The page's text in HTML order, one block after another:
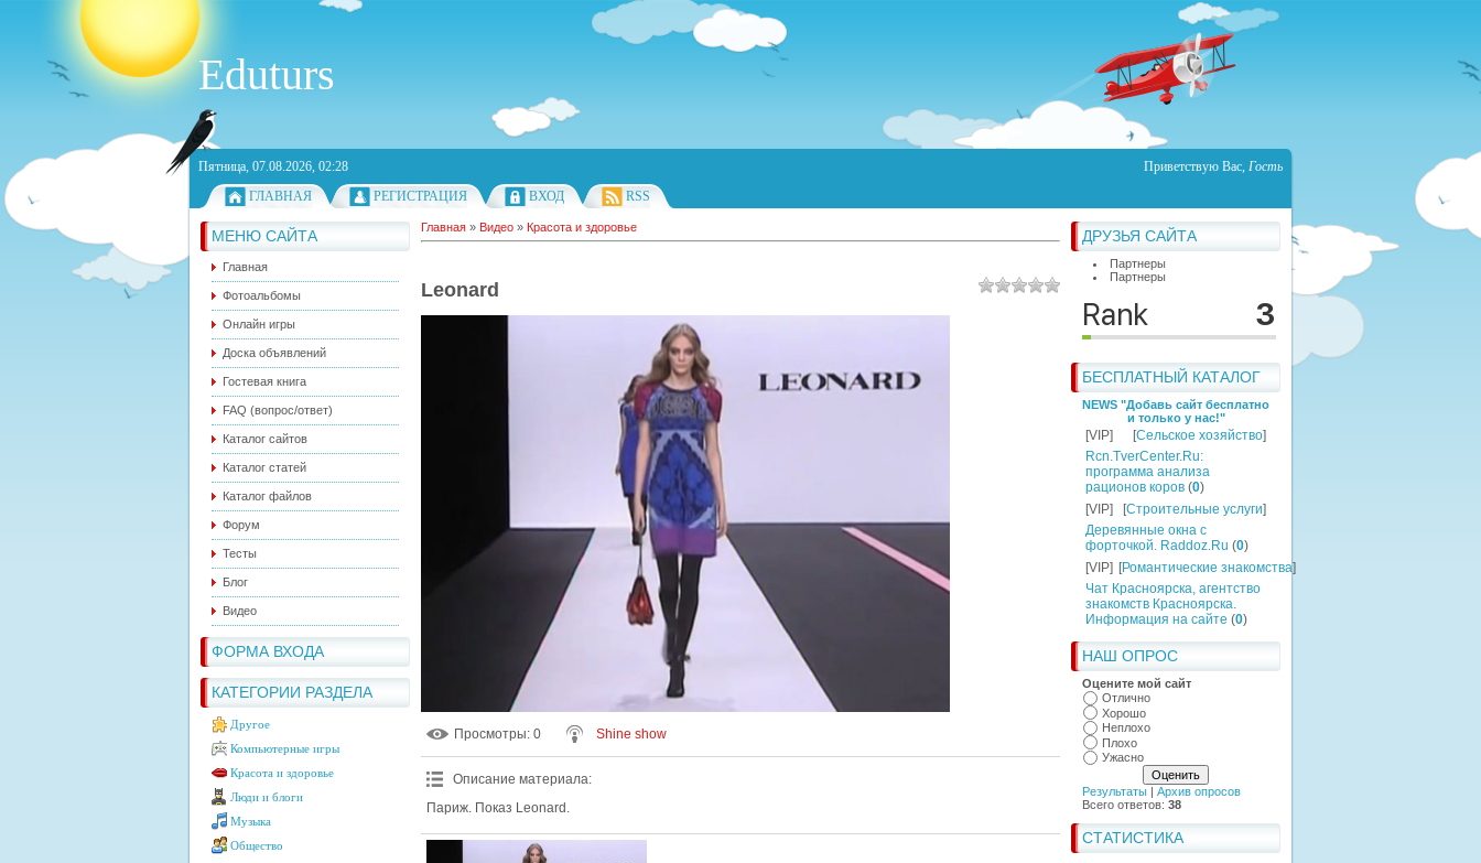
Eduturs
Пятница, 07.08.2026, 02:28 Приветствую Вас, Гость
ГЛАВНАЯ
РЕГИСТРАЦИЯ ВХОД RSS
МЕНЮ САЙТА
Главная
Фотоальбомы
Онлайн игры
Доска объявлений
Гостевая книга
FAQ (вопрос/ответ)
Каталог сайтов
Каталог статей
Каталог файлов
Форум
Тесты
Блог
Видео
ФОРМА ВХОДА
КАТЕГОРИИ РАЗДЕЛА
Другое
Компьютерные игры
Красота и здоровье
Люди и блоги
Музыка
Общество
ДРУЗЬЯ САЙТА
Партнеры
Партнеры
БЕСПЛАТНЫЙ КАТАЛОГ
NEWS "Добавь сайт бесплатно
и только у нас!"
[VIP] [Сельское хозяйство]
Rcn.TverCenter.Ru:
программа анализа
рационов коров (0)
[VIP]
[Строительные услуги]
Деревянные окна с
форточкой. Raddoz.Ru (0)
[VIP] [Романтические знакомства]
Чат Красноярска, агентство
знакомств Красноярска.
Информация на сайте (0)
НАШ ОПРОС
Оцените мой сайт
Отлично
Хорошо
Неплохо
Плохо
Ужасно
Результаты | Архив опросов
Всего ответов: 38
СТАТИСТИКА
Главная » Видео » Красота и здоровье
Leonard
Просмотры: 0 Shine show
Описание материала:
Париж. Показ Leonard.